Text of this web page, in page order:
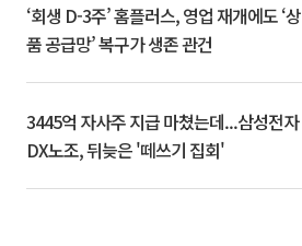
‘회생 D-3주’ 홈플러스, 영업 재개에도 ‘상
품 공급망’ 복구가 생존 관건
3445억 자사주 지급 마쳤는데...삼성전자
DX노조, 뒤늦은 '떼쓰기 집회'